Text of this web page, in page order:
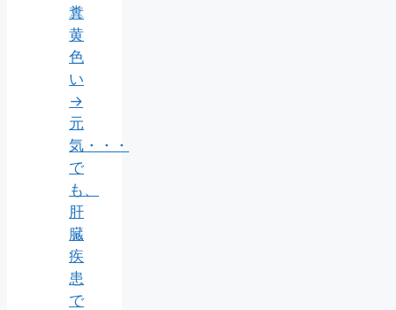
糞
黄
色
い
→
元
気・・・
で
も、
肝
臓
疾
患
で